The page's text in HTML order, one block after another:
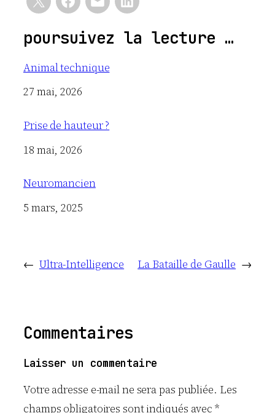
poursuivez la lecture …
Animal technique
Date
27 mai, 2026
Prise de hauteur ?
Date
18 mai, 2026
Neuromancien
Date
5 mars, 2025
← Ultra-Intelligence La Bataille de Gaulle →
Commentaires
Laisser un commentaire
Votre adresse e-mail ne sera pas publiée. Les
champs obligatoires sont indiqués avec*